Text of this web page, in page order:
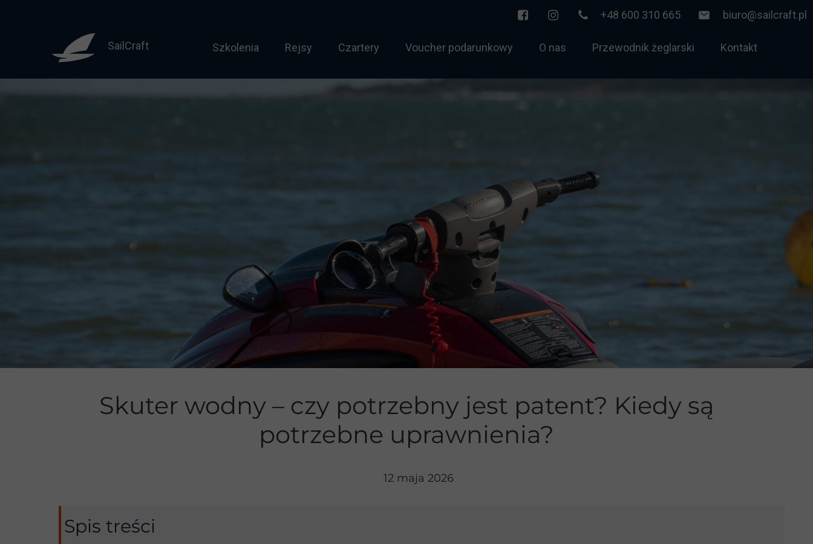
biuro@sailcraft.pl
+48 600 310 665
SailCraft Szkolenia
Sternik motorowodny
Jachtowy sternik morski
Manewrowanie jachtem
Rejsy
Norwegia 2026
Czartery Voucher podarunkowy O nas Przewodnik żeglarski Kontakt
12 maja 2026
Spis treści
Skuter wodny – czy potrzebny jest patent? Kiedy są
potrzebne uprawnienia?